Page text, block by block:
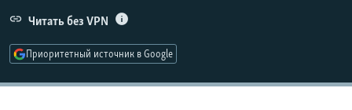
Читать без VPN
Приоритетный источник в Google